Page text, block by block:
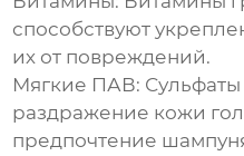
способствуют
их от повреждений.
Мягкие ПАВ:
раздражение кожи
предпочтение